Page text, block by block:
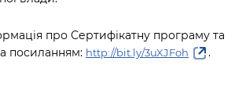
про Сертифікатну програму та
посиланням: http://bit.ly/3uXJFoh .